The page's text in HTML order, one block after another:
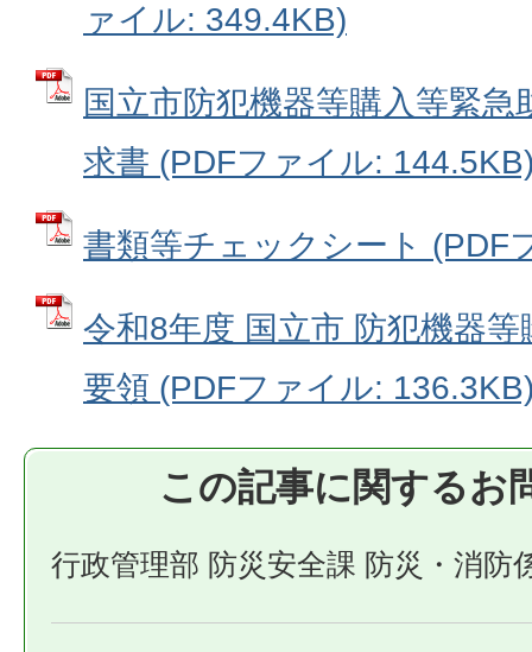
ァイル: 349.4KB)
国立市防犯機器等購入等緊急
求書 (PDFファイル:
書類等チェックシート (PDF
令和8年度 国立市 防犯機器
要領 (PDFファイル:
この記事に関するお
行政管理部 防災安全課 防災・消防